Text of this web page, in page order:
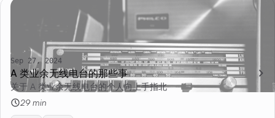
Sep 27, 2024
A 类业余无线电台的那些事
关于 A 类业余无线电台的个人向上手指北
29 min